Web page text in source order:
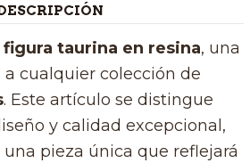
figura taurina en resina, una
cualquier colección de
. Este artículo se distingue
y calidad excepcional,
pieza única que reflejará